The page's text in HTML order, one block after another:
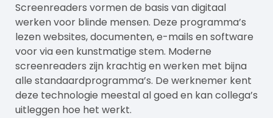
Screenreaders vormen de basis van digitaal
werken voor blinde mensen. Deze programma’s
lezen websites, documenten, e-mails en software
voor via een kunstmatige stem. Moderne
screenreaders zijn krachtig en werken met bijna
alle standaardprogramma’s. De werknemer kent
deze technologie meestal al goed en kan collega’s
uitleggen hoe het werkt.